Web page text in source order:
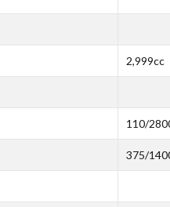
2,999cc
110/
375/